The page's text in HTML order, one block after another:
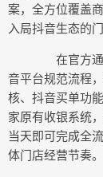
案，全方位覆盖
入局抖音生态的
在官方通
音平台规范流程
核、抖音买单功
家原有收银系统
当天即可完成全
体门店经营节奏。